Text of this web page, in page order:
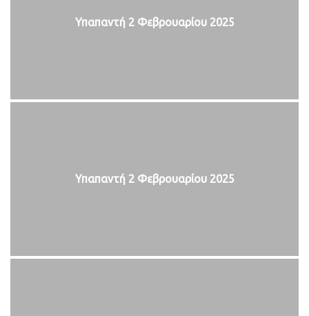
Υπαπαντή 2 Φεβρουαρίου 2025
Υπαπαντή 2 Φεβρουαρίου 2025